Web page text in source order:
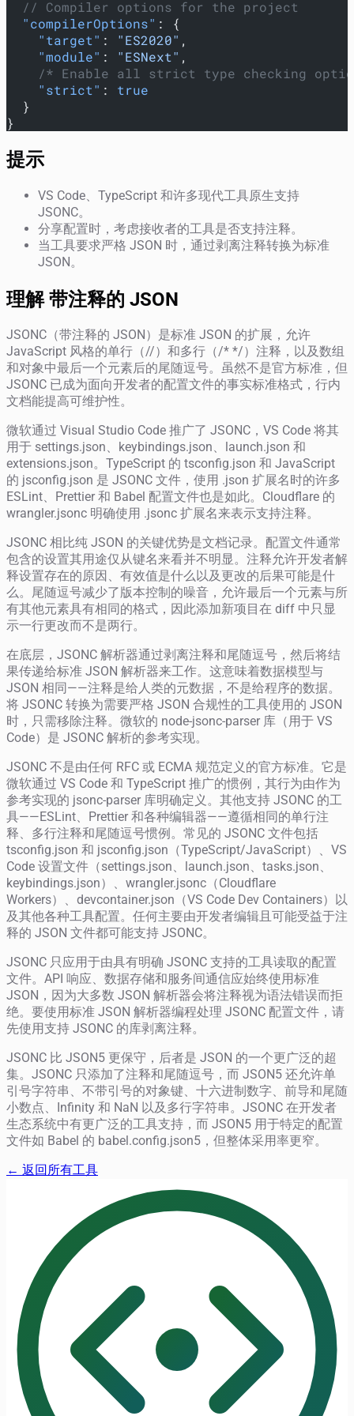
  // Compiler options for the project
  "compilerOptions"
: {
    "target"
: "ES2020" ,
    "module"
: "ESNext" ,
/* Enable all strict type checking
    "strict"
: true
  }
}
提示
VS Code、TypeScript 和许多现代工具原生支持
JSONC。
分享配置时，考虑接收者的工具是否支持注释。
当工具要求严格 JSON 时，通过剥离注释转换为标准
JSON。
理解 带注释的 JSON
JSONC（带注释的 JSON）是标准 JSON 的扩展，允许
JavaScript 风格的单行（//）和多行（/* */）注释，以及数组
和对象中最后一个元素后的尾随逗号。虽然不是官方标准，但
JSONC 已成为面向开发者的配置文件的事实标准格式，行内
文档能提高可维护性。
微软通过 Visual Studio Code 推广了 JSONC，VS Code 将其
用于 settings.json、keybindings.json、launch.json 和
extensions.json。TypeScript 的 tsconfig.json 和 JavaScript
的 jsconfig.json 是 JSONC 文件，使用 .json 扩展名时的许多
ESLint、Prettier 和 Babel 配置文件也是如此。Cloudflare 的
wrangler.jsonc 明确使用 .jsonc 扩展名来表示支持注释。
JSONC 相比纯 JSON 的关键优势是文档记录。配置文件通常
包含的设置其用途仅从键名来看并不明显。注释允许开发者解
释设置存在的原因、有效值是什么以及更改的后果可能是什
么。尾随逗号减少了版本控制的噪音，允许最后一个元素与所
有其他元素具有相同的格式，因此添加新项目在 diff 中只显
示一行更改而不是两行。
在底层，JSONC 解析器通过剥离注释和尾随逗号，然后将结
果传递给标准 JSON 解析器来工作。这意味着数据模型与
JSON 相同——注释是给人类的元数据，不是给程序的数据。
将 JSONC 转换为需要严格 JSON 合规性的工具使用的 JSON
时，只需移除注释。微软的 node-jsonc-parser 库（用于 VS
Code）是 JSONC 解析的参考实现。
JSONC 不是由任何 RFC 或 ECMA 规范定义的官方标准。它是
微软通过 VS Code 和 TypeScript 推广的惯例，其行为由作为
参考实现的 jsonc-parser 库明确定义。其他支持 JSONC 的工
具——ESLint、Prettier 和各种编辑器——遵循相同的单行注
释、多行注释和尾随逗号惯例。常见的 JSONC 文件包括
tsconfig.json 和 jsconfig.json（TypeScript/JavaScript）、VS
Code 设置文件（settings.json、launch.json、tasks.json、
keybindings.json）、wrangler.jsonc（Cloudflare
Workers）、devcontainer.json（VS Code Dev Containers）以
及其他各种工具配置。任何主要由开发者编辑且可能受益于注
释的 JSON 文件都可能支持 JSONC。
JSONC 只应用于由具有明确 JSONC 支持的工具读取的配置
文件。API 响应、数据存储和服务间通信应始终使用标准
JSON，因为大多数 JSON 解析器会将注释视为语法错误而拒
绝。要使用标准 JSON 解析器编程处理 JSONC 配置文件，请
先使用支持 JSONC 的库剥离注释。
JSONC 比 JSON5 更保守，后者是 JSON 的一个更广泛的超
集。JSONC 只添加了注释和尾随逗号，而 JSON5 还允许单
引号字符串、不带引号的对象键、十六进制数字、前导和尾随
小数点、Infinity 和 NaN 以及多行字符串。JSONC 在开发者
生态系统中有更广泛的工具支持，而 JSON5 用于特定的配置
文件如 Babel 的 babel.config.json5，但整体采用率更窄。
← 返回所有工具